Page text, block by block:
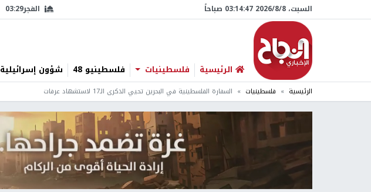
السبت، 8/‏8/‏2026 03:14:48 صباحاً الفجر03:29
الرئيسية فلسطينيات فلسطينيو 48 شؤون إسرائيلية
الرئيسية فلسطينيات السفارة الفلسطينية في البحرين تحيي الذكرى الـ17 لاستشهاد عرفات